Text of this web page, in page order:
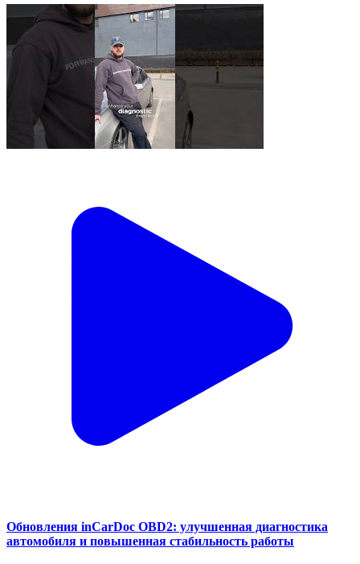
Обновления inCarDoc OBD2: улучшенная диагностика
автомобиля и повышенная стабильность работы